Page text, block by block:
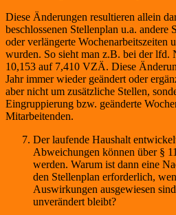
Diese Änderungen resultieren allein
beschlossenen Stellenplan u.a. andere
oder verlängerte Wochenarbeitszeiten
wurden. So sieht man z.B. bei der lfd.
10,153 auf 7,410 VZÄ. Diese
Jahr immer wieder geändert oder
aber nicht um zusätzliche Stellen,
Eingruppierung bzw. geänderte
Mitarbeitenden.
Der laufende Haushalt
Abweichungen können über §
werden. Warum ist dann eine
den Stellenplan erforderlich,
Auswirkungen ausgewiesen
unverändert bleibt?